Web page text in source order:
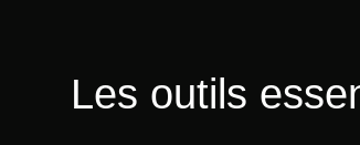
Les outils